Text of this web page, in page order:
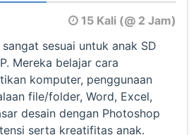
15 Kali (@ 2 Jam)
sesuai untuk anak SD
Mereka belajar cara
komputer, penggunaan
file/folder, Word, Excel,
desain dengan Photoshop
serta kreatifitas anak.